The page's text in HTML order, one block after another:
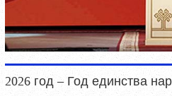
2026 год – Год единства